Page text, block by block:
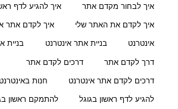
איך לבחור מקדם אתר
איך להגיע לדף
איך לקדם את האתר שלי
איך לקדם אתר
אינטרנט
בניית אתר אינטרנט
בניית
דרך לקדם אתר
דרכים לקדם אתר
דרכים לקדם אתר אינטרנט
חנות באינטרנט
להגיע לדף ראשון בגוגל
להתמקם ראשון